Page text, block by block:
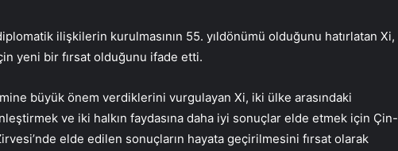
ilişkilerin kurulmasının 55. yıldönümü olduğunu hatırlatan Xi,
yeni bir fırsat olduğunu ifade etti.
büyük önem verdiklerini vurgulayan Xi, iki ülke arasındaki
ve iki halkın faydasına daha iyi sonuçlar elde etmek için Çin-
elde edilen sonuçların hayata geçirilmesini fırsat olarak